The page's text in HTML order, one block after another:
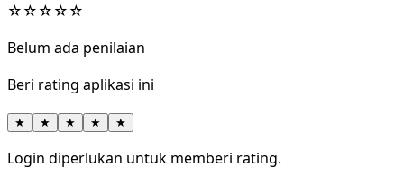
☆☆☆☆☆
Belum ada penilaian
Beri rating aplikasi ini
★ ★ ★ ★ ★
Login diperlukan untuk memberi rating.